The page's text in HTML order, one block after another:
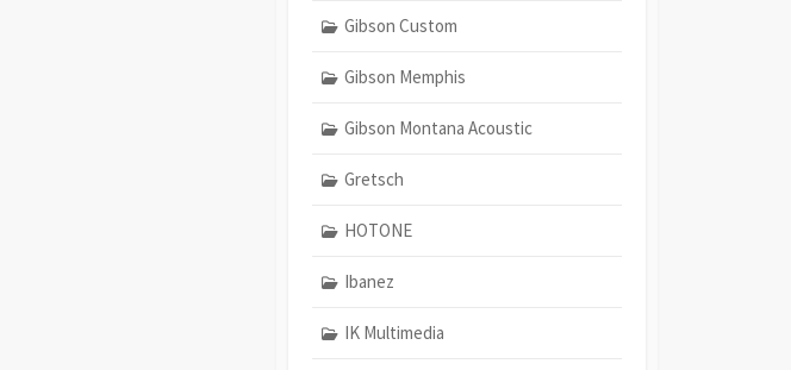
Gibson Custom
Gibson Memphis
Gibson Montana Acoustic
Gretsch
HOTONE
Ibanez
IK Multimedia